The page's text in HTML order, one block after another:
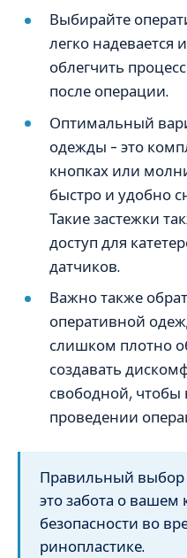
Выбирайте
легко надевается
облегчить
после операции.
Оптимальный
одежды – это
кнопках или
быстро и удобно
Такие застежки
доступ для
датчиков.
Важно также
оперативной
слишком плотно
создавать
свободной,
проведении
Правильный выбор
это забота о вашем
безопасности во
ринопластике.